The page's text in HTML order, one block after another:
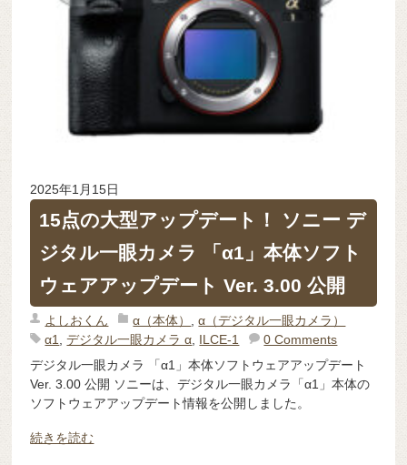
2025年1月15日
15点の大型アップデート！ ソニー デ
ジタル一眼カメラ 「α1」本体ソフト
ウェアアップデート Ver. 3.00 公開
よしおくん α（本体） ,α（デジタル一眼カメラ）
α1
,デジタル一眼カメラ α ILCE-1
0 Comments
デジタル一眼カメラ 「α1」本体ソフトウェアアップデート
Ver. 3.00 公開 ソニーは、デジタル一眼カメラ「α1」本体の
ソフトウェアアップデート情報を公開しました。
続きを読む